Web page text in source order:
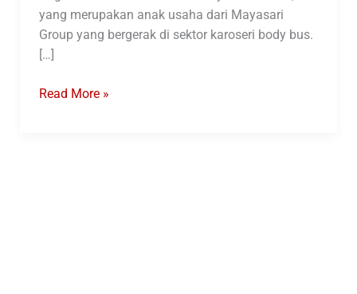
yang merupakan anak usaha dari Mayasari
Group yang bergerak di sektor karoseri body bus.
[…]
Ragam
Read More »